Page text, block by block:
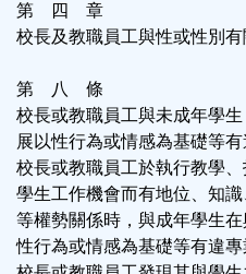
第 四 章
校長及教職員工與性或性別
第 八 條
校長或教職員工與未成年學
展以性行為或情感為基礎等有
校長或教職員工於執行教學
學生工作機會而有地位、知
等權勢關係時，與成年學生
性行為或情感為基礎等有違專